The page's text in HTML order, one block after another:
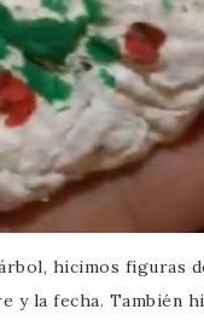
hicimos figuras
la fecha. También